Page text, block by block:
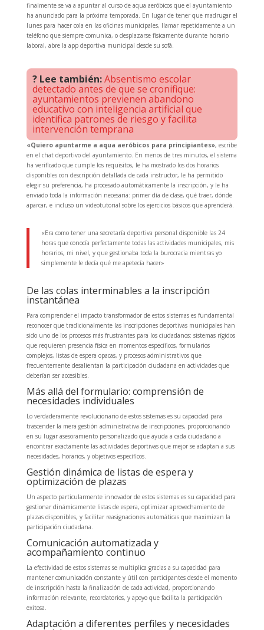
finalmente se va a apuntar al curso de aqua aeróbicos que el ayuntamiento
ha anunciado para la próxima temporada. En lugar de tener que madrugar el
lunes para hacer cola en las oficinas municipales, llamar repetidamente a un
teléfono que siempre comunica, o desplazarse físicamente durante horario
laboral, abre la app deportiva municipal desde su sofá.
? Lee también:Absentismo escolar
detectado antes de que se cronifique:
ayuntamientos previenen abandono
educativo con inteligencia artificial que
identifica patrones de riesgo y facilita
intervención temprana
«Quiero apuntarme a aqua aeróbicos para principiantes», escribe
en el chat deportivo del ayuntamiento. En menos de tres minutos, el sistema
ha verificado que cumple los requisitos, le ha mostrado los dos horarios
disponibles con descripción detallada de cada instructor, le ha permitido
elegir su preferencia, ha procesado automáticamente la inscripción, y le ha
enviado toda la información necesaria: primer día de clase, qué traer, dónde
aparcar, e incluso un videotutorial sobre los ejercicios básicos que aprenderá.
«Era como tener una secretaría deportiva personal disponible las 24
horas que conocía perfectamente todas las actividades municipales, mis
horarios, mi nivel, y que gestionaba toda la burocracia mientras yo
simplemente le decía qué me apetecía hacer»
De las colas interminables a la inscripción
instantánea
Para comprender el impacto transformador de estos sistemas es fundamental
reconocer que tradicionalmente las inscripciones deportivas municipales han
sido uno de los procesos más frustrantes para los ciudadanos: sistemas rígidos
que requieren presencia física en momentos específicos, formularios
complejos, listas de espera opacas, y procesos administrativos que
frecuentemente desalientan la participación ciudadana en actividades que
deberían ser accesibles.
Más allá del formulario: comprensión de
necesidades individuales
Lo verdaderamente revolucionario de estos sistemas es su capacidad para
trascender la mera gestión administrativa de inscripciones, proporcionando
en su lugar asesoramiento personalizado que ayuda a cada ciudadano a
encontrar exactamente las actividades deportivas que mejor se adaptan a sus
necesidades, horarios, y objetivos específicos.
Gestión dinámica de listas de espera y
optimización de plazas
Un aspecto particularmente innovador de estos sistemas es su capacidad para
gestionar dinámicamente listas de espera, optimizar aprovechamiento de
plazas disponibles, y facilitar reasignaciones automáticas que maximizan la
participación ciudadana.
Comunicación automatizada y
acompañamiento continuo
La efectividad de estos sistemas se multiplica gracias a su capacidad para
mantener comunicación constante y útil con participantes desde el momento
de inscripción hasta la finalización de cada actividad, proporcionando
información relevante, recordatorios, y apoyo que facilita la participación
exitosa.
Adaptación a diferentes perfiles y necesidades